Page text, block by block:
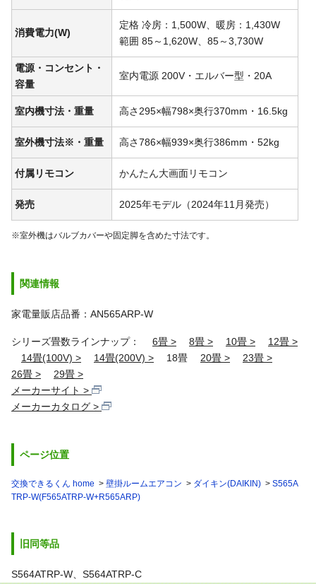
消費電力(W)
定格 冷房：1,500W、暖房：1,430W
範囲 85～1,620W、85～3,730W
電源・コンセント・
容量
室内電源 200V・エルバー型・20A
室内機寸法・重量 高さ295×幅798×奥行370mm・16.5kg
室外機寸法※・重量 高さ786×幅939×奥行386mm・52kg
付属リモコン かんたん大画面リモコン
発売 2025年モデル（2024年11月発売）
※室外機はバルブカバーや固定脚を含めた寸法です。
関連情報
家電量販店品番：AN565ARP-W
シリーズ畳数ラインナップ： 6畳 8畳 10畳
12畳
14畳(100V)
14畳(200V) 18畳 20畳
23畳
26畳
29畳
メーカーサイト
メーカーカタログ
ページ位置
交換できるくん home 壁掛ルームエアコン ダイキン(DAIKIN)
S565A
TRP-W(F565ATRP-W+R565ARP)
旧同等品
S564ATRP-W、S564ATRP-C